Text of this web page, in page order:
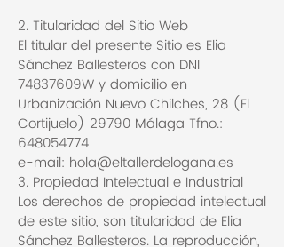
2. Titularidad del Sitio Web
El titular del presente Sitio es Elia
Sánchez Ballesteros con DNI
74837609W y domicilio en
Urbanización Nuevo Chilches, 28 (El
Cortijuelo) 29790 Málaga Tfno.:
648054774
e-mail: hola@eltallerdelogana.es
3. Propiedad Intelectual e Industrial
Los derechos de propiedad intelectual
de este sitio, son titularidad de Elia
Sánchez Ballesteros. La reproducción,